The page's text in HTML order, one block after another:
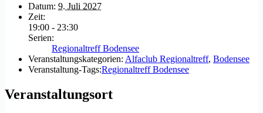
Datum: 9. Juli 2027
Zeit:
19:00 - 23:30
Serien:
Regionaltreff Bodensee
Veranstaltungskategorien: Alfaclub Regionaltreff, Bodensee
Veranstaltung-Tags:Regionaltreff Bodensee
Veranstaltungsort